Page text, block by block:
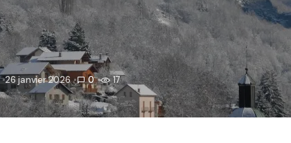
26 janvier 2026 0 17